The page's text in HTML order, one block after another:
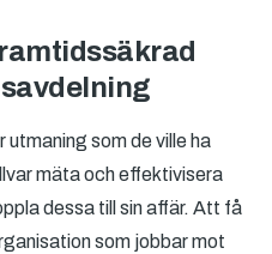
utmaning som de ville ha
mäta och effektivisera
dessa till sin affär. Att få
som jobbar mot